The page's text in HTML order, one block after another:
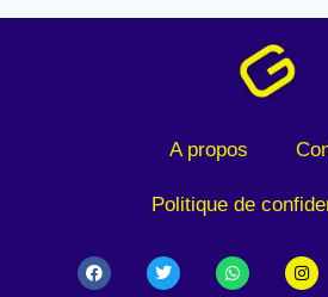
A propos
Politique de